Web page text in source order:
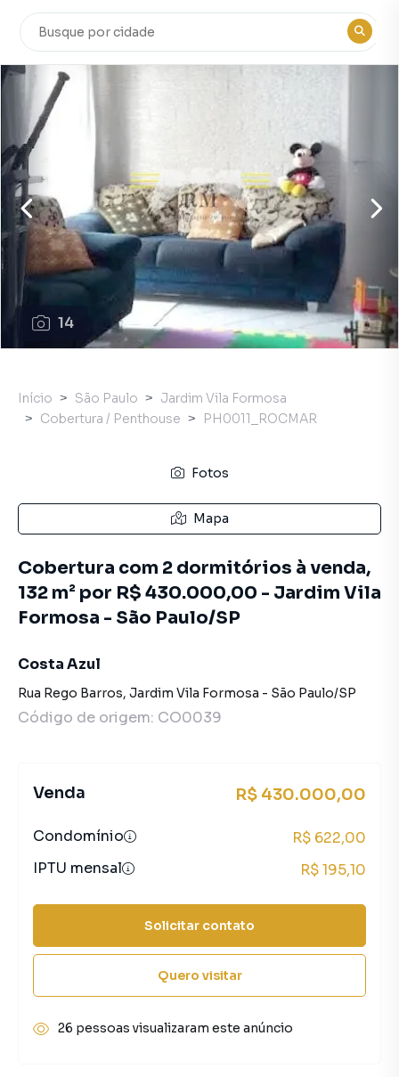
14
Início São Paulo
Jardim Vila Formosa
Cobertura / Penthouse
PH0011_ROCMAR
Fotos
Mapa
Cobertura com 2 dormitórios à venda,
132 m² por R$ 430.000,00 - Jardim Vila
Formosa - São Paulo/SP
Costa Azul
Rua Rego Barros, Jardim Vila Formosa - São Paulo/SP
Código de origem: CO0039
Venda R$ 430.000,00
Condomínio
R$ 622,00
IPTU mensal
R$ 195,10
Solicitar contato
Quero visitar
26 pessoas visualizaram este anúncio